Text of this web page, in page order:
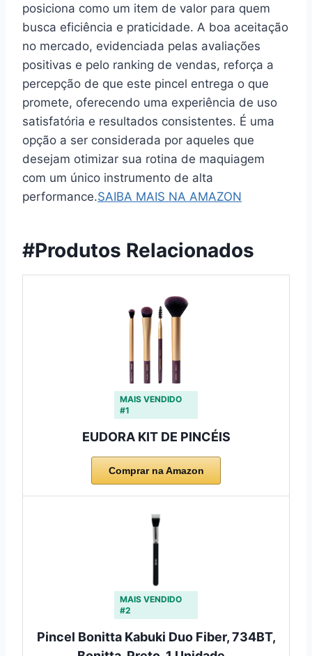
posiciona como um item de valor para quem
busca eficiência e praticidade. A boa aceitação
no mercado, evidenciada pelas avaliações
positivas e pelo ranking de vendas, reforça a
percepção de que este pincel entrega o que
promete, oferecendo uma experiência de uso
satisfatória e resultados consistentes. É uma
opção a ser considerada por aqueles que
desejam otimizar sua rotina de maquiagem
com um único instrumento de alta
performance.SAIBA MAIS NA AMAZON
#Produtos Relacionados
MAIS VENDIDO
#1
EUDORA KIT DE PINCÉIS
Comprar na Amazon
MAIS VENDIDO
#2
Pincel Bonitta Kabuki Duo Fiber, 734BT,